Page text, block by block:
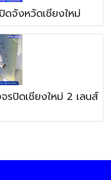
จังหวัดเชียงใหม่
ปิดเชียงใหม่ 2 เลนส์